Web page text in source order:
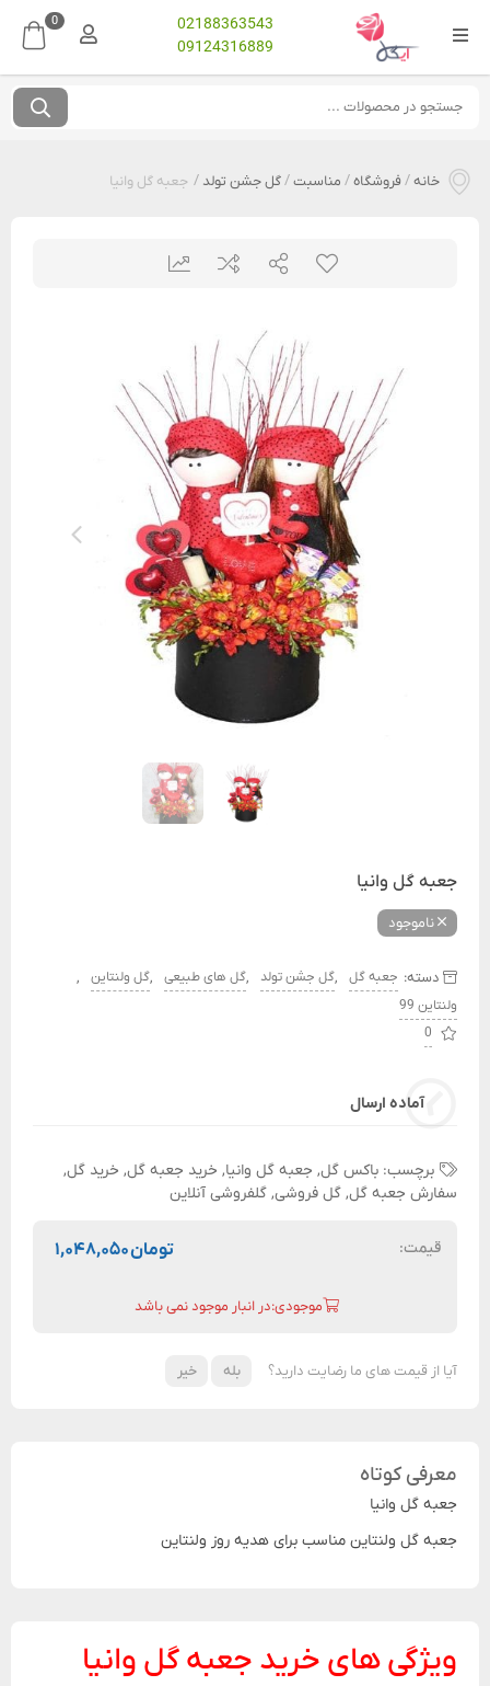
02188363543
09124316889
0
خانه/فروشگاه/ مناسبت/گل جشن تولد / جعبه گل وانیا
جعبه گل وانیا
ناموجود
دسته: جعبه گل ,گل جشن تولد ,گل های طبیعی ,گل ولنتاین ,
ولنتاین 99
0
آماده ارسال
برچسب: باکس گل, جعبه گل وانیا, خرید جعبه گل, خرید گل,
سفارش جعبه گل, گل فروشی, گلفروشی آنلاین
قیمت: ۱,۰۴۸,۰۵۰تومان
موجودی:در انبار موجود نمی باشد
آیا از قیمت های ما رضایت دارید؟ بله خیر
معرفی کوتاه
جعبه گل وانیا
جعبه گل ولنتاین مناسب برای هدیه روز ولنتاین
ویژگی های خرید جعبه گل وانیا